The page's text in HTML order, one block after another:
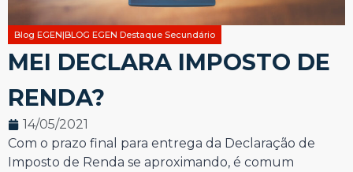
Blog EGEN|BLOG EGEN Destaque Secundário
MEI DECLARA IMPOSTO DE
RENDA?
14/05/2021
Com o prazo final para entrega da Declaração de
Imposto de Renda se aproximando, é comum